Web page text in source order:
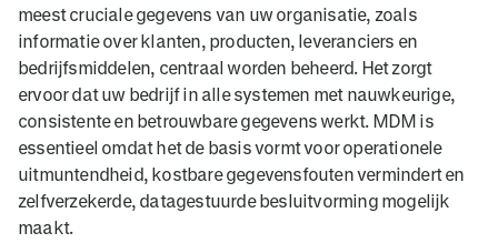
meest cruciale gegevens van uw organisatie, zoals
informatie over klanten, producten, leveranciers en
bedrijfsmiddelen, centraal worden beheerd. Het zorgt
ervoor dat uw bedrijf in alle systemen met nauwkeurige,
consistente en betrouwbare gegevens werkt. MDM is
essentieel omdat het de basis vormt voor operationele
uitmuntendheid, kostbare gegevensfouten vermindert en
zelfverzekerde, datagestuurde besluitvorming mogelijk
maakt.